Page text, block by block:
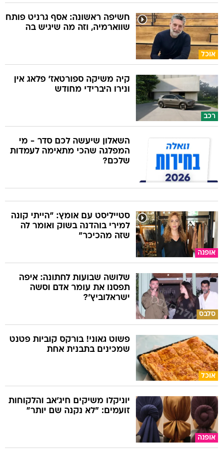
אוכל
חשיפה ראשונה: אסף גרניט פותח
שווארמיה, וזה מה שיגיש בה
רכב
קיה משיקה ספורטאז' פלאג אין
ונירו היברידי מחודש
השאלון שיעשה לכם סדר - מי
המפלגה שהכי מתאימה לעמדות
שלכם?
אופנה
סטייליסט עם אומץ: "הייתי קונה
למירי בוהדנה בשוק ואומר לה
שזה מהכיכר"
סלבס
שלושה שבועות לחתונה: איפה
תפסנו את עומר אדם וסשה
ישראלוביץ'?
אוכל
פשוט גאוני! בורקס קוביות פטנט
שמכינים בתבנית אחת
אופנה
יוניקלו משיקים חיג'אב והלקוחות
זועמים: "לא נקנה שם יותר"